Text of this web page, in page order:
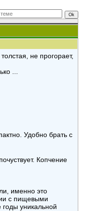
не прогорает,
...
Удобно брать с
Копчение
именно это
с пищевыми
уникальной